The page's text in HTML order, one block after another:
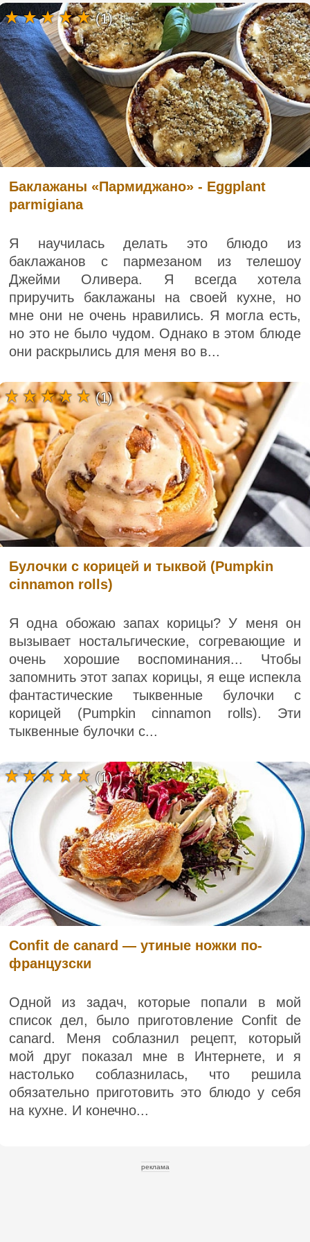
Баклажаны «Пармиджано» - Eggplant
parmigiana
Я научилась делать это блюдо из
баклажанов с пармезаном из телешоу
Джейми Оливера. Я всегда хотела
приручить баклажаны на своей кухне, но
мне они не очень нравились. Я могла есть,
но это не было чудом. Однако в этом блюде
они раскрылись для меня во в...
(1)
Булочки с корицей и тыквой (Pumpkin
cinnamon rolls)
Я одна обожаю запах корицы? У меня он
вызывает ностальгические, согревающие и
очень хорошие воспоминания... Чтобы
запомнить этот запах корицы, я еще испекла
фантастические тыквенные булочки с
корицей (Pumpkin cinnamon rolls). Эти
тыквенные булочки с...
(1)
Confit de canard — утиные ножки по-
французски
Одной из задач, которые попали в мой
список дел, было приготовление Confit de
canard. Меня соблазнил рецепт, который
мой друг показал мне в Интернете, и я
настолько соблазнилась, что решила
обязательно приготовить это блюдо у себя
на кухне. И конечно...
(1)
реклама